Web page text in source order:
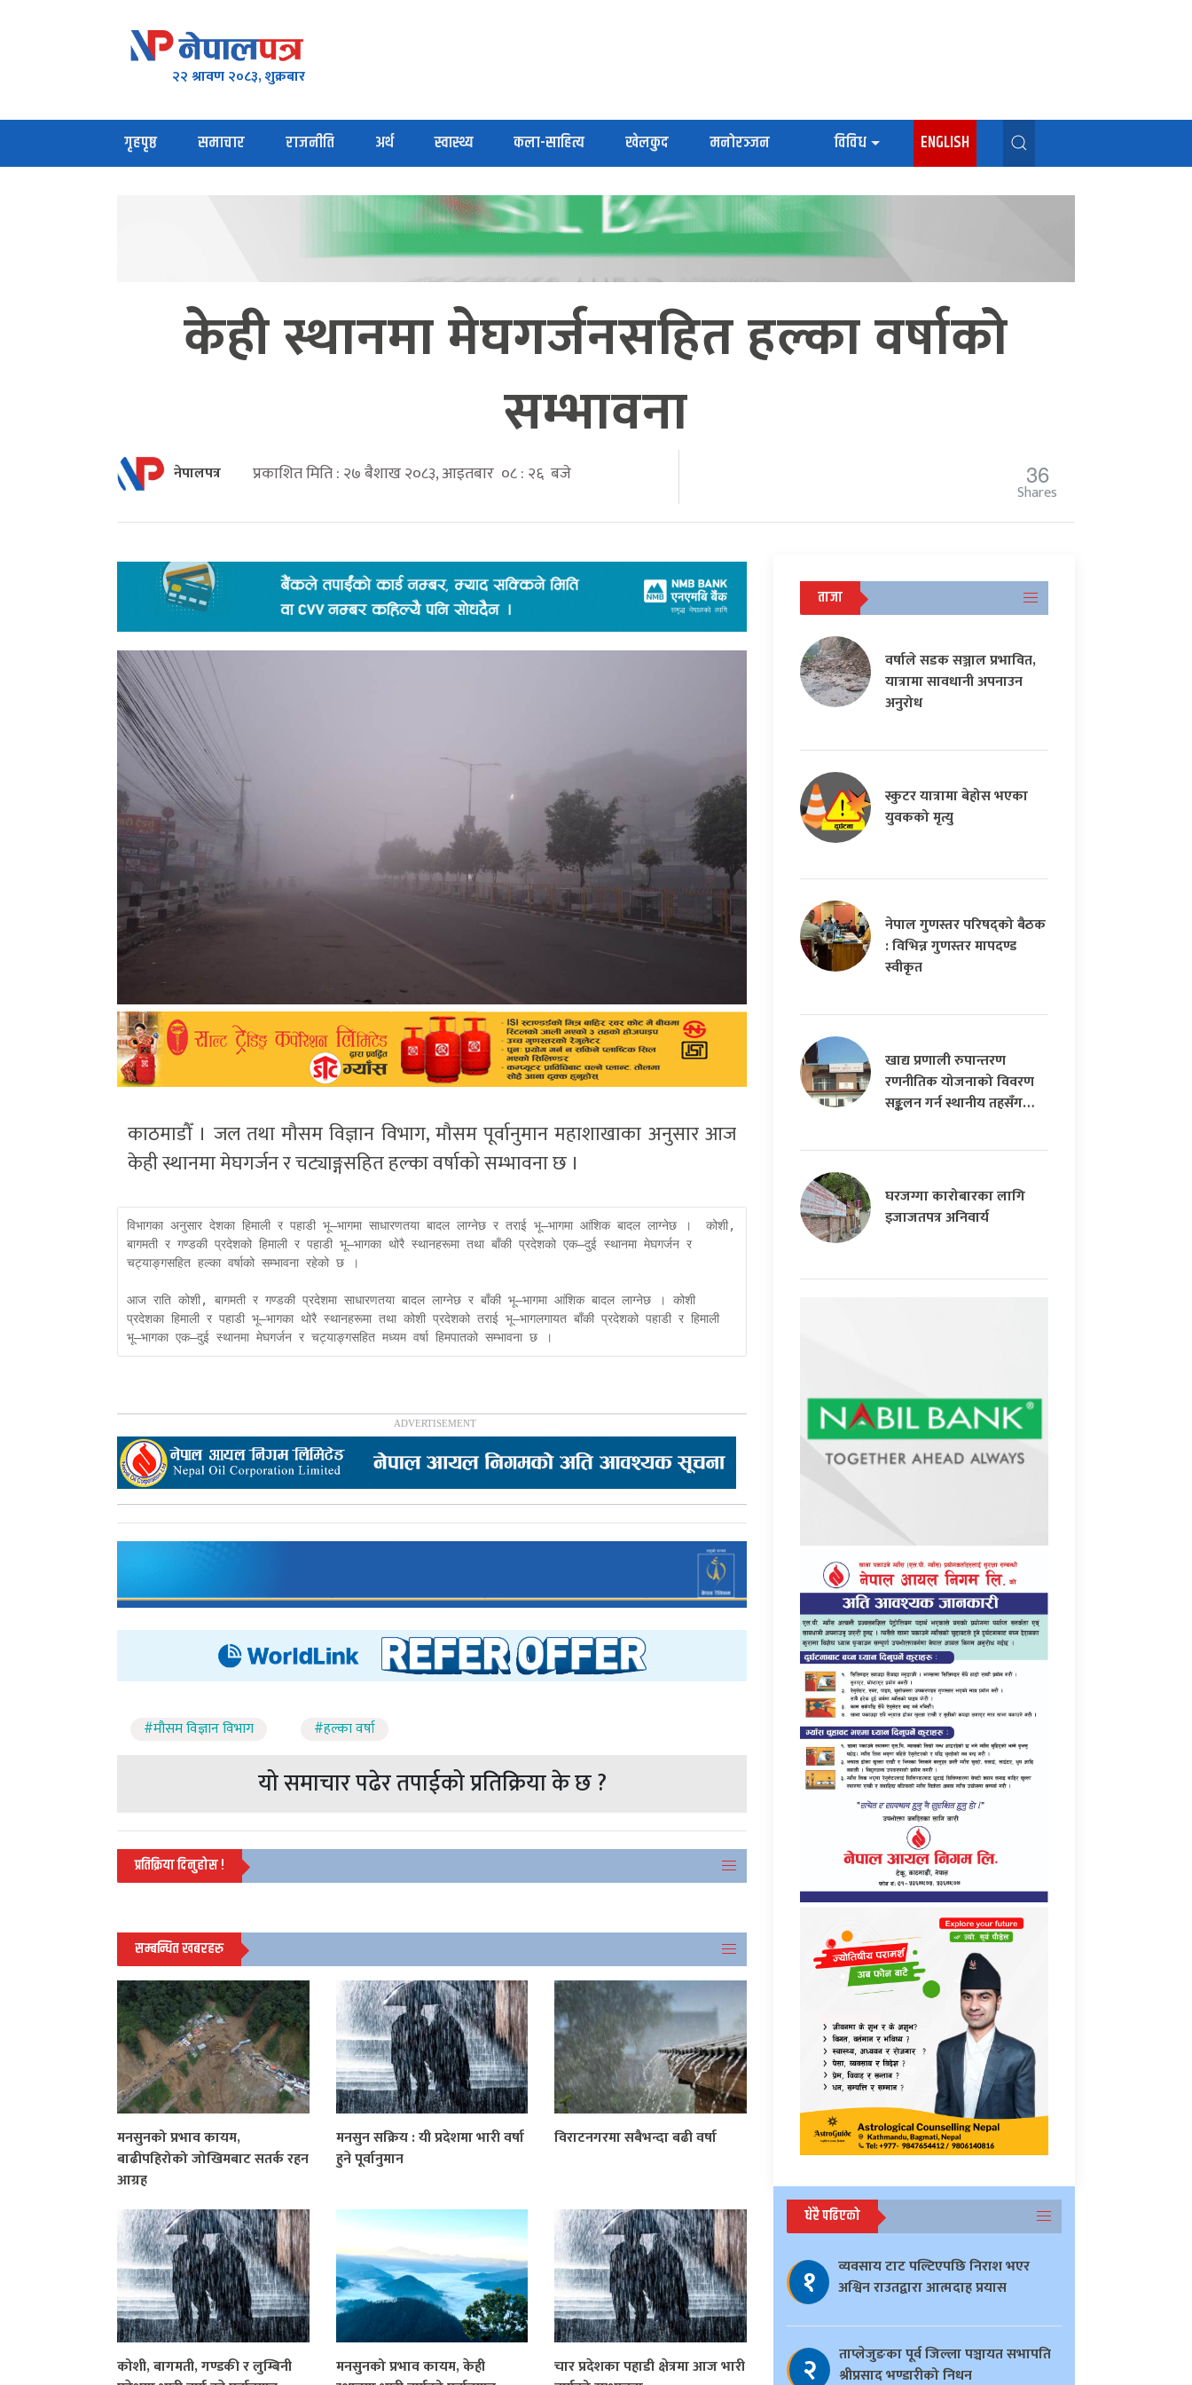
२२ श्रावण २०८३, शुक्रबार
गृहपृष्ठ समाचार राजनीति अर्थ स्वास्थ्य कला-साहित्य खेलकुद मनोरञ्जन विविध ENGLISH
केही स्थानमा मेघगर्जनसहित हल्का वर्षाको
सम्भावना
नेपालपत्र प्रकाशित मिति : २७ बैशाख २०८३, आइतबार ०८ : २६ बजे 36
Shares
काठमाडौँ । जल तथा मौसम विज्ञान विभाग, मौसम पूर्वानुमान महाशाखाका अनुसार आज
केही स्थानमा मेघगर्जन र चट्याङ्गसहित हल्का वर्षाको सम्भावना छ ।
विभागका अनुसार देशका हिमाली र पहाडी भू–भागमा साधारणतया बादल लाग्नेछ र तराई भू–भागमा आंशिक बादल लाग्नेछ ।  कोशी,
बागमती र गण्डकी प्रदेशको हिमाली र पहाडी भू–भागका थोरै स्थानहरूमा तथा बाँकी प्रदेशको एक–दुई स्थानमा मेघगर्जन र
चट्याङ्गसहित हल्का वर्षाको सम्भावना रहेको छ ।
आज राति कोशी, बागमती र गण्डकी प्रदेशमा साधारणतया बादल लाग्नेछ र बाँकी भू–भागमा आंशिक बादल लाग्नेछ । कोशी
प्रदेशका हिमाली र पहाडी भू–भागका थोरै स्थानहरूमा तथा कोशी प्रदेशको तराई भू–भागलगायत बाँकी प्रदेशको पहाडी र हिमाली
भू–भागका एक–दुई स्थानमा मेघगर्जन र चट्याङ्गसहित मध्यम वर्षा हिमपातको सम्भावना छ ।
#मौसम विज्ञान विभाग #हल्का वर्षा
यो समाचार पढेर तपाईको प्रतिक्रिया के छ ?
प्रतिक्रिया दिनुहोस !
सम्बन्धित खबरहरु
मनसुनको प्रभाव कायम,
बाढीपहिरोको जोखिमबाट सतर्क रहन
आग्रह
मनसुन सक्रिय : यी प्रदेशमा भारी वर्षा
हुने पूर्वानुमान
विराटनगरमा सबैभन्दा बढी वर्षा
कोशी, बागमती, गण्डकी र लुम्बिनी
मनसुनको प्रभाव कायम, केही
चार प्रदेशका पहाडी क्षेत्रमा आज भारी
ताजा
वर्षाले सडक सञ्जाल प्रभावित,
यात्रामा सावधानी अपनाउन
अनुरोध
स्कुटर यात्रामा बेहोस भएका
युवकको मृत्यु
नेपाल गुणस्तर परिषद्को बैठक
: विभिन्न गुणस्तर मापदण्ड
स्वीकृत
खाद्य प्रणाली रुपान्तरण
रणनीतिक योजनाको विवरण
सङ्कलन गर्न स्थानीय तहसँग…
घरजग्गा कारोबारका लागि
इजाजतपत्र अनिवार्य
धेरै पढिएको
१
व्यवसाय टाट पल्टिएपछि निराश भएर
अश्विन राउतद्वारा आत्मदाह प्रयास
२
ताप्लेजुङका पूर्व जिल्ला पञ्चायत सभापति
श्रीप्रसाद भण्डारीको निधन